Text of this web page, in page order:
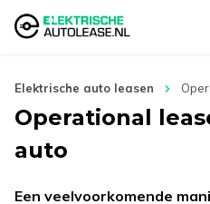
Elektrische auto leasen
Operational
auto
Een veelvoorkomende